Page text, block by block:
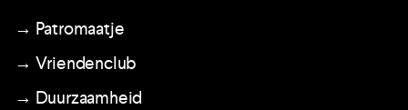
→ Patromaatje
→ Vriendenclub
→ Duurzaamheid